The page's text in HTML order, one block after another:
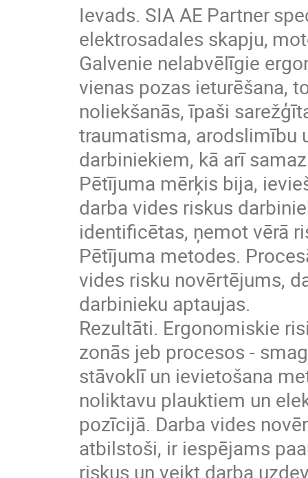
Ievads. SIA AE Partner
elektrosadales skapju,
Galvenie nelabvēlīgie
vienas pozas ieturēšana,
noliekšanās, īpaši
traumatisma, arodslimību
darbiniekiem, kā arī
Pētījuma mērķis bija,
darba vides riskus
identificētas, ņemot vērā
Pētījuma metodes.
vides risku novērtējums,
darbinieku aptaujas.
Rezultāti. Ergonomiskie
zonās jeb procesos -
stāvoklī un ievietošana
noliktavu plauktiem un
pozīcijā. Darba vides
atbilstoši, ir iespējams
riskus un veikt darba